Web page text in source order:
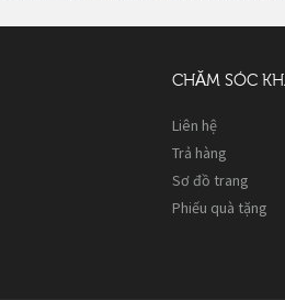
CHĂM SÓC
Liên hệ
Trả hàng
Sơ đồ trang
Phiếu quà tặng